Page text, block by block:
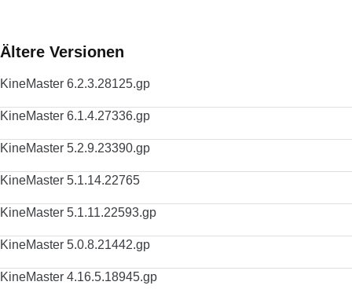
Ältere Versionen
KineMaster 6.2.3.28125.gp
KineMaster 6.1.4.27336.gp
KineMaster 5.2.9.23390.gp
KineMaster 5.1.14.22765
KineMaster 5.1.11.22593.gp
KineMaster 5.0.8.21442.gp
KineMaster 4.16.5.18945.gp